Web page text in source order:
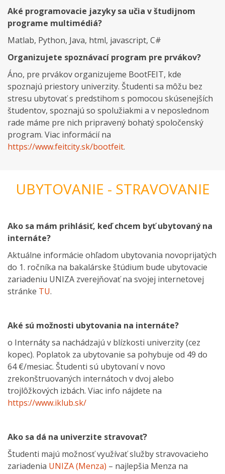
Aké programovacie jazyky sa učia v študijnom
programe multimédiá?
Matlab, Python, Java, html, javascript, C#
Organizujete spoznávací program pre prvákov?
Áno, pre prvákov organizujeme BootFEIT, kde
spoznajú priestory univerzity. Študenti sa môžu bez
stresu ubytovať s predstihom s pomocou skúsenejších
študentov, spoznajú so spolužiakmi a v neposlednom
rade máme pre nich pripravený bohatý spoločenský
program. Viac informácií na
https://www.feitcity.sk/bootfeit.
UBYTOVANIE - STRAVOVANIE
Ako sa mám prihlásiť, keď chcem byť ubytovaný na
internáte?
Aktuálne informácie ohľadom ubytovania novoprijatých
do 1. ročníka na bakalárske štúdium bude ubytovacie
zariadeniu UNIZA zverejňovať na svojej internetovej
stránke TU.
Aké sú možnosti ubytovania na internáte?
o Internáty sa nachádzajú v blízkosti univerzity (cez
kopec). Poplatok za ubytovanie sa pohybuje od 49 do
64 €/mesiac. Študenti sú ubytovaní v novo
zrekonštruovaných internátoch v dvoj alebo
trojlôžkových izbách. Viac info nájdete na
https://www.iklub.sk/
Ako sa dá na univerzite stravovať?
Študenti majú možnosť využívať služby stravovacieho
zariadenia UNIZA (Menza) – najlepšia Menza na